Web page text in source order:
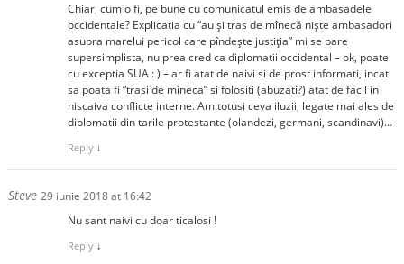
Chiar, cum o fi, pe bune cu comunicatul emis de ambasadele
occidentale? Explicatia cu “au și tras de mînecă niște ambasadori
asupra marelui pericol care pîndește justiția” mi se pare
supersimplista, nu prea cred ca diplomatii occidental – ok, poate
cu exceptia SUA : ) – ar fi atat de naivi si de prost informati, incat
sa poata fi “trasi de mineca” si folositi (abuzati?) atat de facil in
niscaiva conflicte interne. Am totusi ceva iluzii, legate mai ales de
diplomatii din tarile protestante (olandezi, germani, scandinavi)…
Reply ↓
Steve 29 iunie 2018 at 16:42
Nu sant naivi cu doar ticalosi !
Reply ↓